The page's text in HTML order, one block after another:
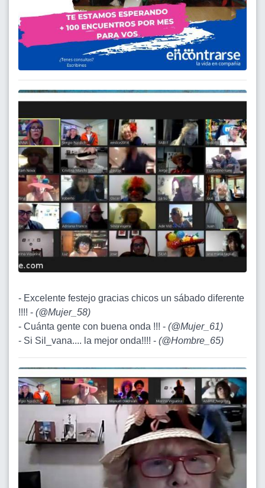
- Excelente festejo gracias chicos un sábado diferente
!!!! - (@Mujer_58)
- Cuánta gente con buena onda !!! - (@Mujer_61)
- Si Sil_vana.... la mejor onda!!!! - (@Hombre_65)